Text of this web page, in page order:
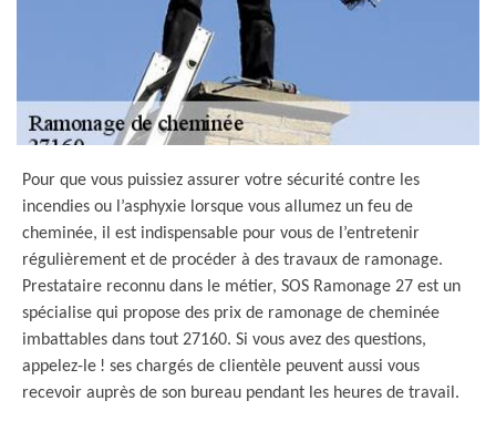
Pour que vous puissiez assurer votre sécurité contre les
incendies ou l’asphyxie lorsque vous allumez un feu de
cheminée, il est indispensable pour vous de l’entretenir
régulièrement et de procéder à des travaux de ramonage.
Prestataire reconnu dans le métier, SOS Ramonage 27 est un
spécialise qui propose des prix de ramonage de cheminée
imbattables dans tout 27160. Si vous avez des questions,
appelez-le ! ses chargés de clientèle peuvent aussi vous
recevoir auprès de son bureau pendant les heures de travail.